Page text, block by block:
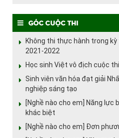
Góc cuộc thi
Không thi thực hành trong
2021-2022
Học sinh Việt vô địch cuộc
Sinh viên văn hóa đạt giải
nghiệp sáng tạo
[Nghề nào cho em] Năng lực
khác biệt
[Nghề nào cho em] Đơn